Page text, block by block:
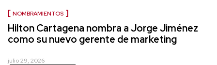
NOMBRAMIENTOS
Hilton Cartagena nombra a Jorge Jiménez
como su nuevo gerente de marketing
julio 29, 2026